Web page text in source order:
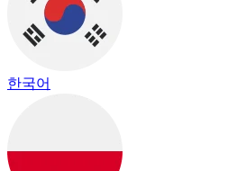
한국어